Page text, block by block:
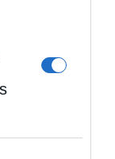
Καστοριά